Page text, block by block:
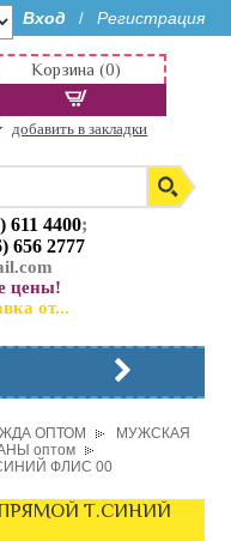
Вход / Регистрация
611 4400;
656 2777
цены!
от...
Корзина (0)
добавить в закладки
ОПТОМ
МУЖСКАЯ
оптом
ФЛИС 00
Т.СИНИЙ